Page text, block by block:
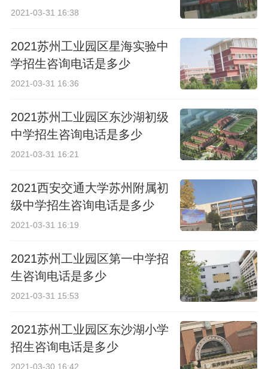
2021-03-31 16:38
2021苏州工业园区星海实验中
学招生咨询电话是多少
2021-03-31 16:36
2021苏州工业园区东沙湖初级
中学招生咨询电话是多少
2021-03-31 16:21
2021西安交通大学苏州附属初
级中学招生咨询电话是多少
2021-03-31 16:19
2021苏州工业园区第一中学招
生咨询电话是多少
2021-03-31 15:53
2021苏州工业园区东沙湖小学
招生咨询电话是多少
2021-03-30 16:42